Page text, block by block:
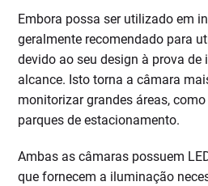
Embora possa ser utilizado em
geralmente recomendado para
devido ao seu design à prova de
alcance. Isto torna a câmara
monitorizar grandes áreas,
parques de estacionamento.
Ambas as câmaras possuem
que fornecem a iluminação